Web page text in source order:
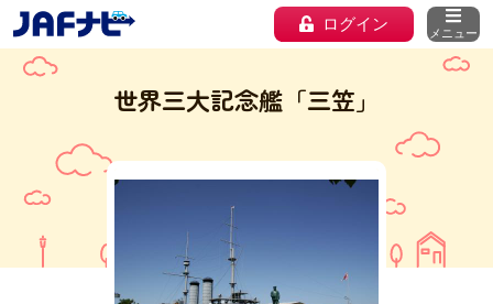
ログイン メニュー
世界三大記念艦「三笠」